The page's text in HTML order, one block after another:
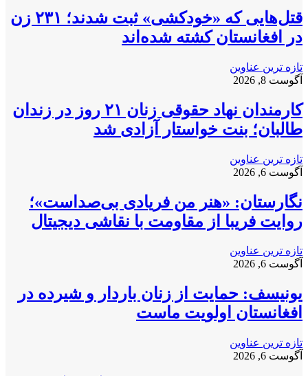
قتل‌هایی که «خودکشی» ثبت شدند؛ ۲۳۱ زن
در افغانستان کشته شده‌اند
تازه ترین عناوین
آگوست 8, 2026
کارمندان نهاد حقوقی زنان ۲۱ روز در زندان
طالبان؛ بنت خواستار آزادی شد
تازه ترین عناوین
آگوست 6, 2026
نگارستان: «هنر من فریادی بی‌صداست»؛
روایت فریبا از مقاومت با نقاشی دیجیتال
تازه ترین عناوین
آگوست 6, 2026
یونیسف: حمایت از زنان باردار و شیرده در
افغانستان اولویت ماست
تازه ترین عناوین
آگوست 6, 2026